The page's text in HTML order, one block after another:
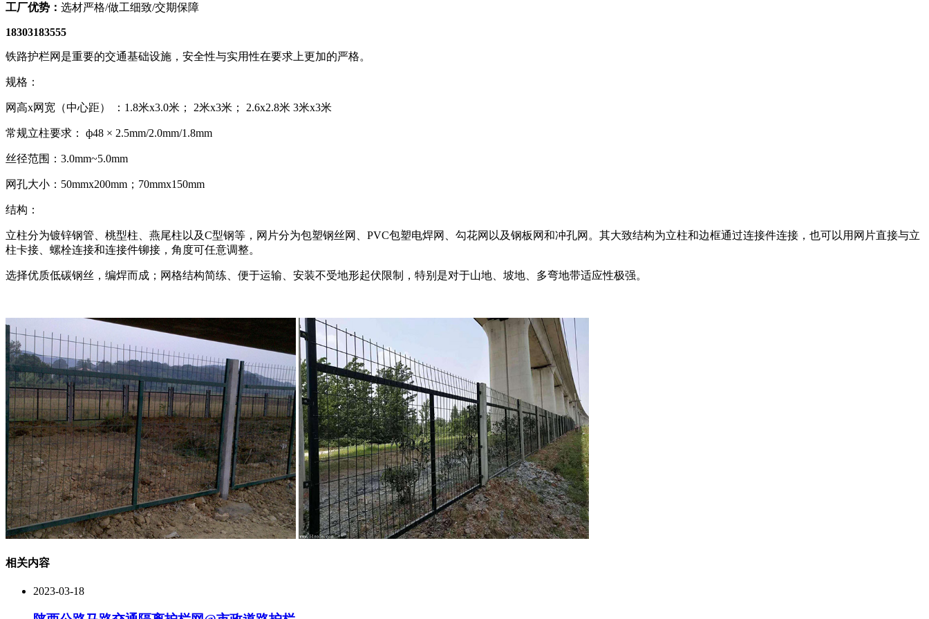
工厂优势： 选材严格/做工细致/交期保障
18303183555
铁路护栏网是重要的交通基础设施，安全性与实用性在要求上更加的严格。
规格：
网高x网宽（中心距） ：1.8米x3.0米； 2米x3米； 2.6x2.8米 3米x3米
常规立柱要求： ф48 × 2.5mm/2.0mm/1.8mm
丝径范围：3.0mm~5.0mm
网孔大小：50mmx200mm；70mmx150mm
结构：
立柱分为镀锌钢管、桃型柱、燕尾柱以及C型钢等，网片分为包塑钢丝网、PVC包塑电焊网、勾花网以及钢板网和冲孔网。其大致结构为立柱和边框通过连接件连接，也可以用网片直接与立
柱卡接、螺栓连接和连接件铆接，角度可任意调整。
选择优质低碳钢丝，编焊而成；网格结构简练、便于运输、安装不受地形起伏限制，特别是对于山地、坡地、多弯地带适应性极强。
相关内容
2023-03-18